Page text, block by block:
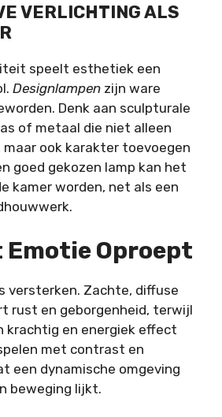
VERLICHTING ALS
speelt esthetiek een
Designlampen zijn ware
Denk aan sculpturale
of metaal die niet alleen
ook karakter toevoegen
goed gekozen lamp kan het
kamer worden, net als een
Oproept
versterken. Zachte, diffuse
rust en geborgenheid, terwijl
krachtig en energiek effect
met contrast en
een dynamische omgeving
beweging lijkt.